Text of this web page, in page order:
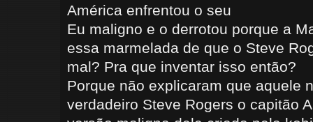
América enfrentou o seu
Eu maligno e o derrotou porque a
essa marmelada de que o Steve
mal? Pra que inventar isso então?
Porque não explicaram que aquele
verdadeiro Steve Rogers o capitão